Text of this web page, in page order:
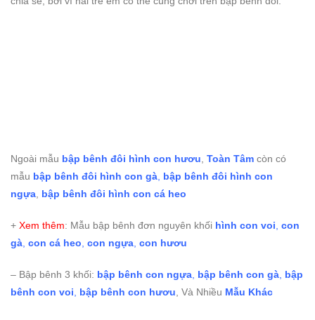
Ngoài mẫu bập bênh đôi hình con hươu, Toàn Tâm còn có
mẫu bập bênh đôi hình con gà, bập bênh đôi hình con
ngựa, bập bênh đôi hình con cá heo
+ Xem thêm: Mẫu bập bênh đơn nguyên khối hình con voi, con
gà, con cá heo, con ngựa, con hươu
– Bập bênh 3 khối: bập bênh con ngựa, bập bênh con gà, bập
bênh con voi, bập bênh con hươu, Và Nhiều Mẫu Khác